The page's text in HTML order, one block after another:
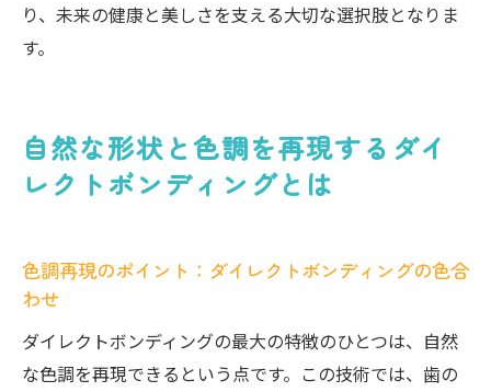
り、未来の健康と美しさを支える大切な選択肢となりま
す。
自然な形状と色調を再現するダイ
レクトボンディングとは
色調再現のポイント：ダイレクトボンディングの色合
わせ
ダイレクトボンディングの最大の特徴のひとつは、自然
な色調を再現できるという点です。この技術では、歯の